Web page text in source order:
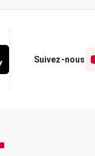
Suivez-nous